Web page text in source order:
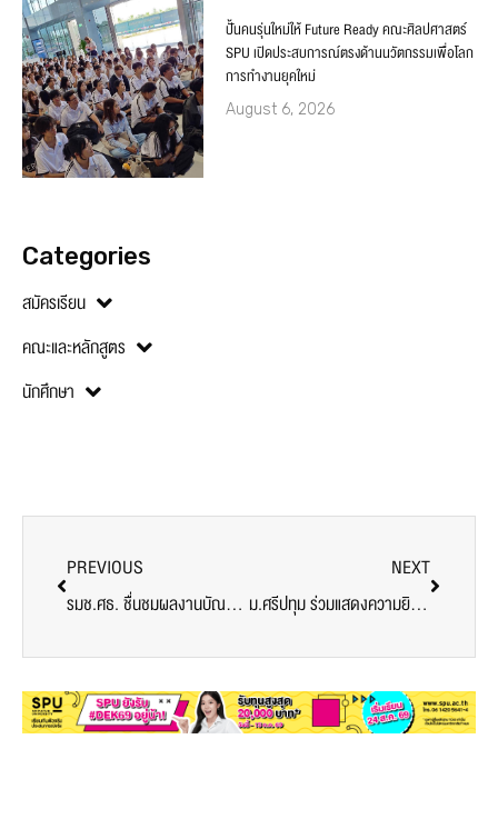
ปั้นคนรุ่นใหม่ให้ Future Ready คณะศิลปศาสตร์
SPU เปิดประสบการณ์ตรงด้านนวัตกรรมเพื่อโลก
การทำงานยุคใหม่
August 6, 2026
Categories
สมัครเรียน
คณะและหลักสูตร
นักศึกษา
PREVIOUS
รมช.ศธ. ชื่นชมผลงานบัณฑิตพันธุ์ใหม่สร้างคุณค่าเพิ่มเศรษฐกิจไทย ม.ศรีปทุม
NEXT
ม.ศรีปทุม ร่วมแสดงความยินดี รมช.ศธ. ได้รับแต่งตั้งเป็นศาสตราจารย์คลินิกเกียรติคุณ